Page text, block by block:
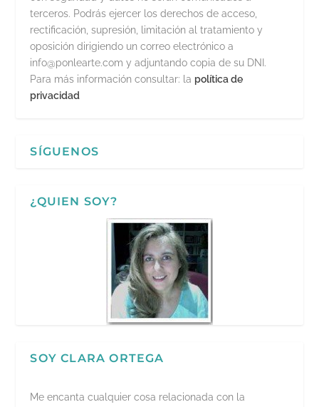
terceros. Podrás ejercer los derechos de acceso,
rectificación, supresión, limitación al tratamiento y
oposición dirigiendo un correo electrónico a
info@ponlearte.com y adjuntando copia de su DNI.
Para más información consultar: la política de
privacidad
SÍGUENOS
¿QUIEN SOY?
SOY CLARA ORTEGA
Me encanta cualquier cosa relacionada con la